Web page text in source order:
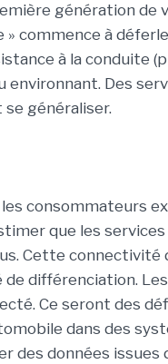
génération de
commence à
à la conduite
environnant. Des
généraliser.
consommateurs
que les
Cette connectivité
différenciation.
Ce seront des
dans des
des données issues